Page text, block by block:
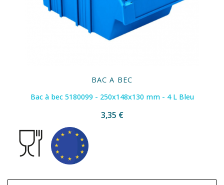
BAC A BEC
Bac à bec 5180099 - 250x148x130 mm - 4 L Bleu
3,35 €